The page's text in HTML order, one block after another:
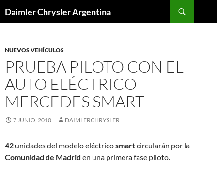
Daimler Chrysler Argentina
NUEVOS VEHÍCULOS
PRUEBA PILOTO CON EL
AUTO ELÉCTRICO
MERCEDES SMART
7 JUNIO, 2010 DAIMLERCHRYSLER
42 unidades del modelo eléctricosmartcircularán por la
Comunidad de Madrid en una primera fase piloto.